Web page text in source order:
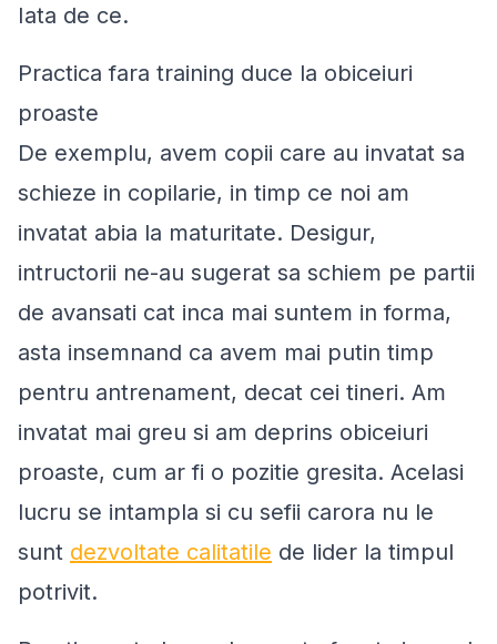
Iata de ce.
Practica fara training duce la obiceiuri
proaste
De exemplu, avem copii care au invatat sa
schieze in copilarie, in timp ce noi am
invatat abia la maturitate. Desigur,
intructorii ne-au sugerat sa schiem pe partii
de avansati cat inca mai suntem in forma,
asta insemnand ca avem mai putin timp
pentru antrenament, decat cei tineri. Am
invatat mai greu si am deprins obiceiuri
proaste, cum ar fi o pozitie gresita. Acelasi
lucru se intampla si cu sefii carora nu le
sunt dezvoltate calitatile de lider la timpul
potrivit.